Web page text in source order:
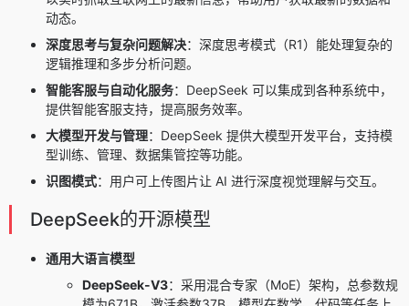
动态。
深度思考与复杂问题解决：深度思考模式（R1）能处理复杂的
逻辑推理和多步分析问题。
智能客服与自动化服务：DeepSeek 可以集成到各种系统中，
提供智能客服支持，提高服务效率。
大模型开发与管理：DeepSeek 提供大模型开发平台，支持模
型训练、管理、数据集管控等功能。
识图模式：用户可上传图片让 AI 进行深度视觉理解与交互。
DeepSeek的开源模型
通用大语言模型
DeepSeek-V3：采用混合专家（MoE）架构，总参数规